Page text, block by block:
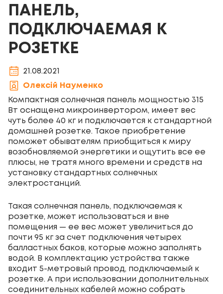
ПАНЕЛЬ,
ПОДКЛЮЧАЕМАЯ К
РОЗЕТКЕ
21.08.2021
Олексій Науменко
Компактная солнечная панель мощностью 315
Вт оснащена микроинвертором, имеет вес
чуть более 40 кг и подключается к стандартной
домашней розетке. Такое приобретение
поможет обывателям приобщиться к миру
возобновляемой энергетики и ощутить все ее
плюсы, не тратя много времени и средств на
установку стандартных солнечных
электростанций.
Такая солнечная панель, подключаемая к
розетке, может использоваться и вне
помещения — ее вес может увеличиться до
почти 95 кг за счет подключения четырех
балластных баков, которые можно заполнять
водой. В комплектацию устройства также
входит 5-метровый провод, подключаемый к
розетке. А при использовании дополнительных
соединительных кабелей можно собрать